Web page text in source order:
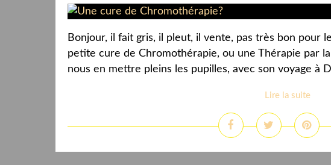
Bonjour, il fait gris, il pleut, il vente, pas très bon pour
petite cure de Chromothérapie, ou une Thérapie par
nous en mettre pleins les pupilles, avec son voyage à
Lire la suite